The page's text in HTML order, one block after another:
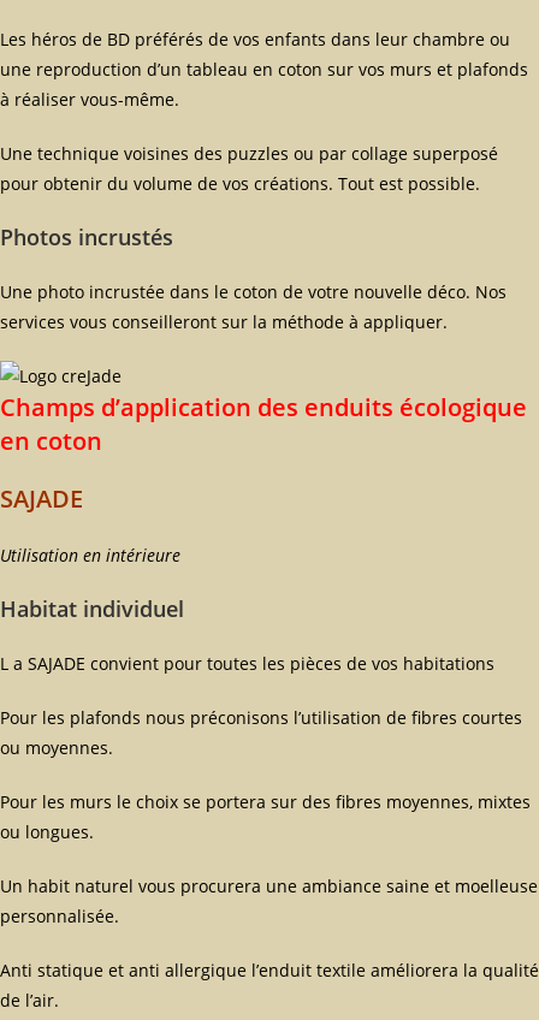
Les héros de BD préférés de vos enfants dans leur chambre ou
une reproduction d’un tableau en coton sur vos murs et plafonds
à réaliser vous-même.
Une technique voisines des puzzles ou par collage superposé
pour obtenir du volume de vos créations. Tout est possible.
Photos incrustés
Une photo incrustée dans le coton de votre nouvelle déco. Nos
services vous conseilleront sur la méthode à appliquer.
Champs d’application des enduits écologique
en coton
SAJADE
Utilisation en intérieure
Habitat individuel
L a SAJADE convient pour toutes les pièces de vos habitations
Pour les plafonds nous préconisons l’utilisation de fibres courtes
ou moyennes.
Pour les murs le choix se portera sur des fibres moyennes, mixtes
ou longues.
Un habit naturel vous procurera une ambiance saine et moelleuse
personnalisée.
Anti statique et anti allergique l’enduit textile améliorera la qualité
de l’air.